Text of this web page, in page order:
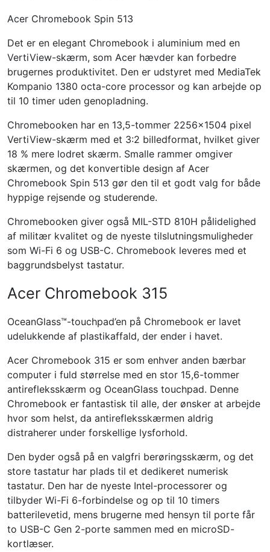
Acer Chromebook Spin 513
Det er en elegant Chromebook i aluminium med en
VertiView-skærm, som Acer hævder kan forbedre
brugernes produktivitet. Den er udstyret med MediaTek
Kompanio 1380 octa-core processor og kan arbejde op
til 10 timer uden genopladning.
Chromebooken har en 13,5-tommer 2256×1504 pixel
VertiView-skærm med et 3:2 billedformat, hvilket giver
18 % mere lodret skærm. Smalle rammer omgiver
skærmen, og det konvertible design af Acer
Chromebook Spin 513 gør den til et godt valg for både
hyppige rejsende og studerende.
Chromebooken giver også MIL-STD 810H pålidelighed
af militær kvalitet og de nyeste tilslutningsmuligheder
som Wi-Fi 6 og USB-C. Chromebook leveres med et
baggrundsbelyst tastatur.
Acer Chromebook 315
OceanGlass™-touchpad’en på Chromebook er lavet
udelukkende af plastikaffald, der ender i havet.
Acer Chromebook 315 er som enhver anden bærbar
computer i fuld størrelse med en stor 15,6-tommer
antirefleksskærm og OceanGlass touchpad. Denne
Chromebook er fantastisk til alle, der ønsker at arbejde
hvor som helst, da antirefleksskærmen aldrig
distraherer under forskellige lysforhold.
Den byder også på en valgfri berøringsskærm, og det
store tastatur har plads til et dedikeret numerisk
tastatur. Den har de nyeste Intel-processorer og
tilbyder Wi-Fi 6-forbindelse og op til 10 timers
batterilevetid, mens brugerne med hensyn til porte får
to USB-C Gen 2-porte sammen med en microSD-
kortlæser.